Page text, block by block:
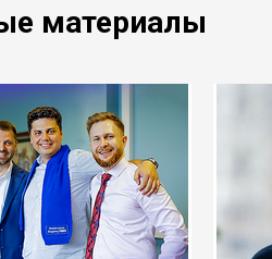
материалы